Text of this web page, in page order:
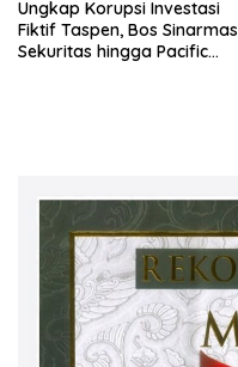
Ungkap Korupsi Investasi
Fiktif Taspen, Bos Sinarmas
Sekuritas hingga Pacific